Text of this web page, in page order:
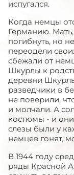
испугался.
Когда немцы
Германию.
погибнуть, но
переодели
сбежали от
Шкурлы к
деревни
разведчики в
не поверили,
и молчали. А
костюмы - и они
слезы были у
немцев гонят,
В 1944 году
ряды Красной